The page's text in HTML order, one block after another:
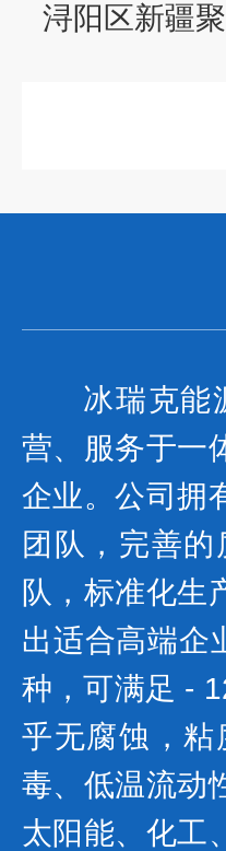
浔阳区新疆
冰瑞克能
营、服务于一
企业。公司拥
团队，完善
队，标准化生
出适合高端企
种，可满足 -
乎无腐蚀，
毒、低温流动
太阳能、化工